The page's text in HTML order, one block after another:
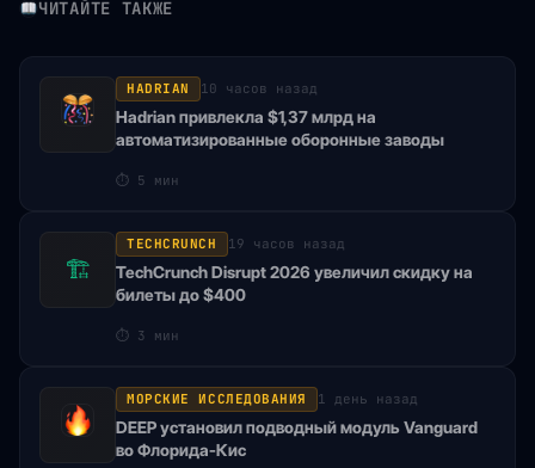
ЧИТАЙТЕ ТАКЖЕ
HADRIAN 10 часов назад
Hadrian привлекла $1,37 млрд на
автоматизированные оборонные заводы
⏱ 5 мин
🏗
TECHCRUNCH 19 часов назад
TechCrunch Disrupt 2026 увеличил скидку на
билеты до $400
⏱ 3 мин
МОРСКИЕ ИССЛЕДОВАНИЯ 1 день назад
DEEP установил подводный модуль Vanguard
во Флорида-Кис